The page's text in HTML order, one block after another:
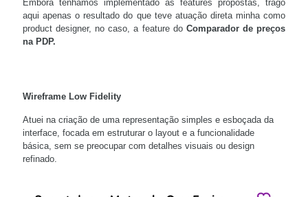
Embora tenhamos implementado as features propostas, trago
aqui apenas o resultado do que teve atuação direta minha como
product designer, no caso, a feature do Comparador de preços
na PDP.
Wireframe Low Fidelity
Atuei na criação de uma representação simples e esboçada da
interface, focada em estruturar o layout e a funcionalidade
básica, sem se preocupar com detalhes visuais ou design
refinado.